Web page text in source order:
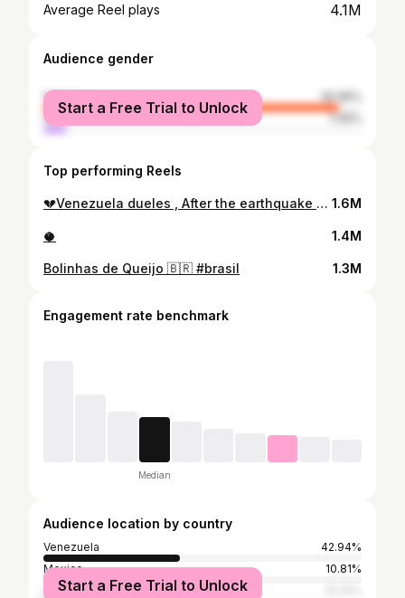
Average Reel plays 4.1M
Audience gender
female
92.95%
male
7.05%
Start a Free Trial to Unlock
Top performing Reels
💔Venezuela dueles , After the earthquake on June 24, thousands were left with nothing. My family and I managed to deliver 2 trucks full of essential supplies: mattresses, clothing, shoes, soap, and hygiene kits. we prepared and served 1,000 meat burgers to families who lost their homes. Looking at the ruins, our hearts are completely broken and devastated💔 #venezuela 1.6M
🥥 1.4M
Bolinhas de Queijo 🇧🇷 #brasil 1.3M
Engagement rate benchmark
Median
Audience location by country
Venezuela
42.94%
Mexico
10.81%
Colombia
Start a Free Trial to Unlock